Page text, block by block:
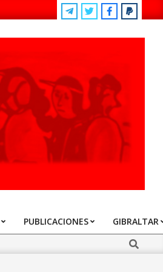
PUBLICACIONES GIBRALTAR
Search